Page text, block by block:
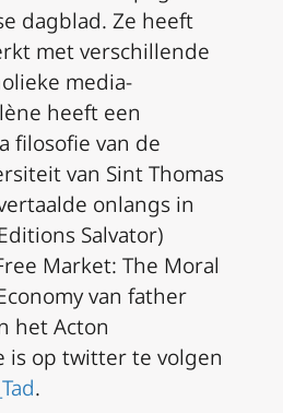
dagblad. Ze heeft
met verschillende
media-
heeft een
filosofie van de
van Sint Thomas
onlangs in
Salvator)
Market: The Moral
van father
het Acton
is op twitter te volgen
.